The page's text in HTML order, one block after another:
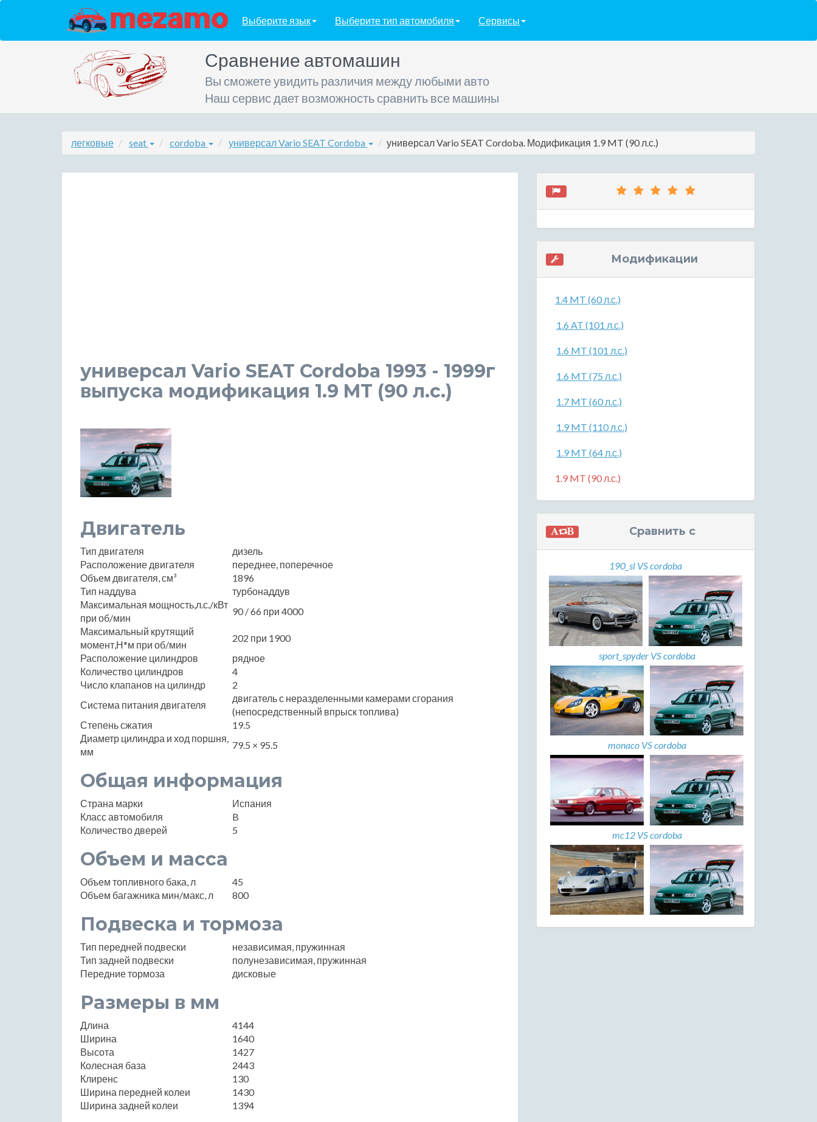
Выберите язык Выберите тип автомобиля Сервисы
Сравнение автомашин
Вы сможете увидить различия между любыми авто
Наш сервис дает возможность сравнить все машины
легковые seat cordoba универсал Vario SEAT Cordoba универсал Vario SEAT Cordoba. Модификация 1.9 MT (90 л.с.)
универсал Vario SEAT Cordoba 1993 - 1999г
выпуска модификация 1.9 MT (90 л.с.)
Двигатель
Тип двигателя
дизель
Расположение двигателя
переднее, поперечное
Объем двигателя, см³
1896
Тип наддува
турбонаддув
Максимальная мощность,л.с./кВт
при об/мин
90 / 66 при 4000
Максимальный крутящий
момент,Н*м при об/мин
202 при 1900
Расположение цилиндров
рядное
Количество цилиндров
4
Число клапанов на цилиндр
2
Система питания двигателя
двигатель с неразделенными камерами сгорания
(непосредственный впрыск топлива)
Степень сжатия
19.5
Диаметр цилиндра и ход поршня,
мм
79.5 × 95.5
Общая информация
Страна марки
Испания
Класс автомобиля
B
Количество дверей
5
Объем и масса
Объем топливного бака, л
45
Объем багажника мин/макс, л
800
Подвеска и тормоза
Тип передней подвески
независимая, пружинная
Тип задней подвески
полунезависимая, пружинная
Передние тормоза
дисковые
Размеры в мм
Длина
4144
Ширина
1640
Высота
1427
Колесная база
2443
Клиренс
130
Ширина передней колеи
1430
Ширина задней колеи
1394
Модификации
1.4 MT (60 л.с.)
1.6 AT (101 л.с.)
1.6 MT (101 л.с.)
1.6 MT (75 л.с.)
1.7 MT (60 л.с.)
1.9 MT (110 л.с.)
1.9 MT (64 л.с.)
1.9 MT (90 л.с.)
Сравнить с
190_sl VS cordoba
sport_spyder VS cordoba
monaco VS cordoba
mc12 VS cordoba